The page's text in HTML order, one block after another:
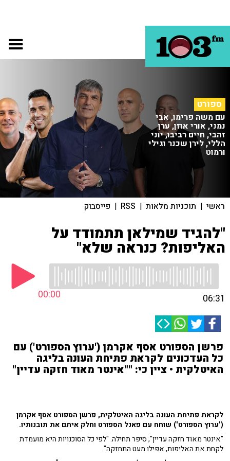
ספורט
עם משה פרימו, אבי
נמני, אורי אוזן, ערן
זהבי, חיים רביבו, יוני
הללי, לירן שכנר וגילי
ורמוט
ראשי | תוכניות מלאות |
RSS
| פייסבוק
"להגיד שמילאן תתמודד על
האליפות? כנראה שלא"
00:00 06:31
פרשן הספורט אסף אקרמן ('ערוץ הספורט') עם
כל העדכונים לקראת פתיחת העונה בליגה
האיטלקית • ציין כי: ""אינטר מאוד חזקה עדיין"
לקראת פתיחת העונה בליגה האיטלקית, פרשן הספורט אסף אקרמן
('ערוץ הספורט') שוחח עם פאנל הספורט וחלק איתם את תובנותיו.
"אינטר מאוד חזקה עדיין", סיפר תחילה. "לפי כל הסוכנויות היא מועמדת
לקחת את האליפות, אפילו מעט התחזקה".